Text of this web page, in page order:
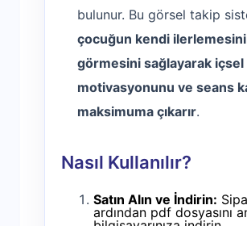
bulunur. Bu görsel takip
çocuğun kendi ilerlemesini
görmesini sağlayarak içsel
motivasyonunu ve seans
maksimuma çıkarır.
Nasıl Kullanılır?
Satın Alın ve İndirin:
ardından pdf dosyasını